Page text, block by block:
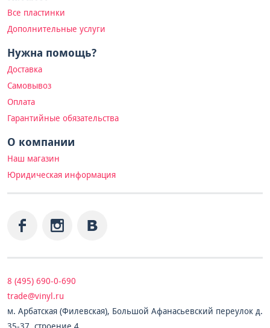
Все пластинки
Дополнительные услуги
Нужна помощь?
Доставка
Самовывоз
Оплата
Гарантийные обязательства
О компании
Наш магазин
Юридическая информация
8 (495) 690-0-690
trade@vinyl.ru
м. Арбатская (Филевская), Большой Афанасьевский переулок д.